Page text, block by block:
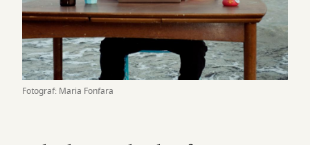
Fotograf: Maria Fonfara